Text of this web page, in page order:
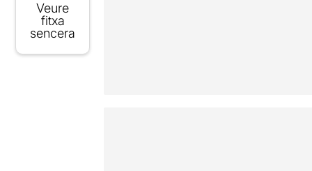
Veure
fitxa
sencera